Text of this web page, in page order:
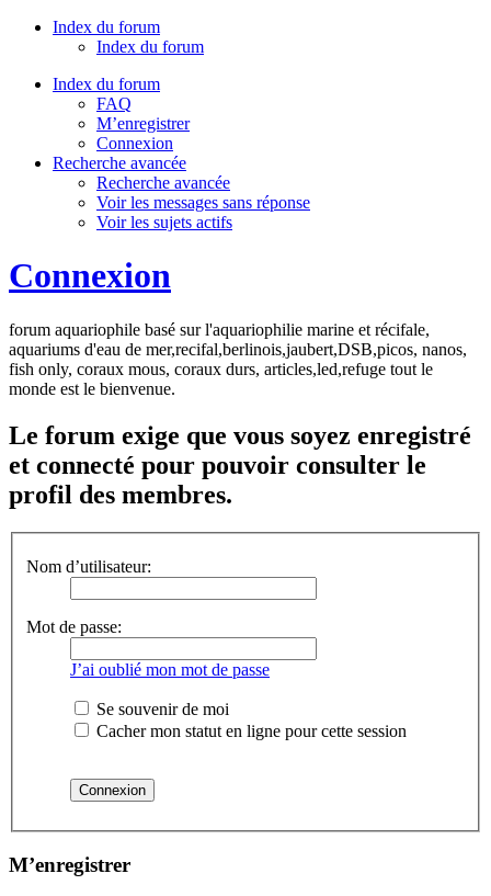
Index du forum
Index du forum
Index du forum
FAQ
M’enregistrer
Connexion
Recherche avancée
Recherche avancée
Voir les messages sans réponse
Voir les sujets actifs
Connexion
forum aquariophile basé sur l'aquariophilie marine et récifale,
aquariums d'eau de mer,recifal,berlinois,jaubert,DSB,picos, nanos,
fish only, coraux mous, coraux durs, articles,led,refuge tout le
monde est le bienvenue.
Le forum exige que vous soyez enregistré
et connecté pour pouvoir consulter le
profil des membres.
Nom d’utilisateur:
Mot de passe:
J’ai oublié mon mot de passe
Se souvenir de moi
Cacher mon statut en ligne pour cette session
M’enregistrer